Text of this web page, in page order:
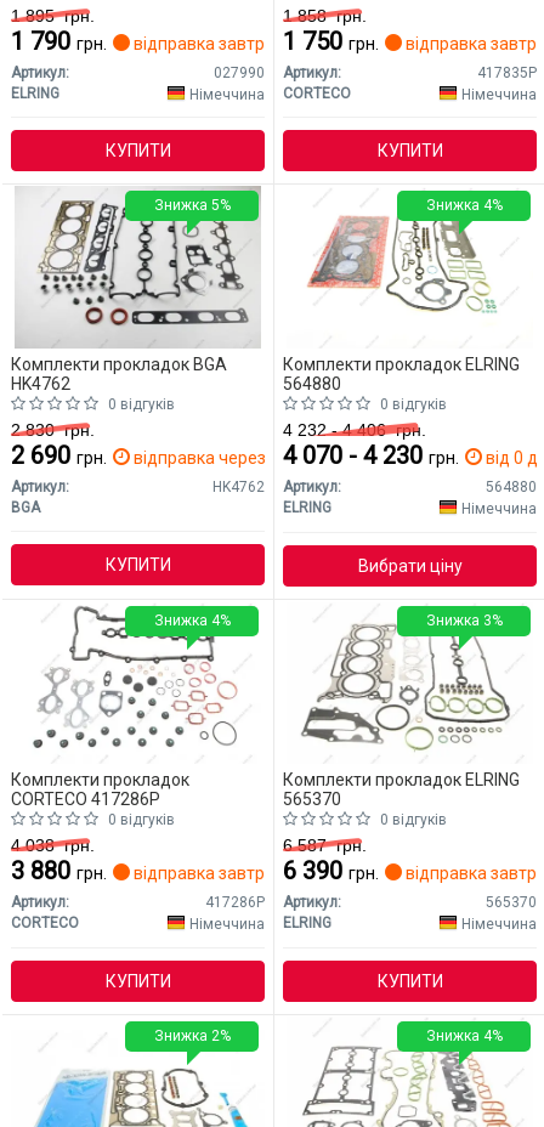
1 895грн.
1 790 грн. відправка завтра
Артикул:
027990
ELRING
Німеччина
КУПИТИ
1 858грн.
1 750 грн. відправка
Артикул:
417835P
CORTECO
Німеччина
КУПИТИ
Комплекти прокладок BGA
HK4762
0 відгуків
2 830грн.
2 690 грн. відправка через 2 дн.
Артикул:
HK4762
BGA
КУПИТИ
Знижка 5%
Комплекти прокладок ELRING
564880
0 відгуків
4 232 - 4 406грн.
4 070 - 4 230 грн. від 0
Артикул:
564880
ELRING
Німеччина
Вибрати ціну
Знижка 4%
Комплекти прокладок
CORTECO 417286P
0 відгуків
4 038грн.
3 880 грн. відправка завтра
Артикул:
417286P
CORTECO
Німеччина
КУПИТИ
Знижка 4%
Комплекти прокладок ELRING
565370
0 відгуків
6 587грн.
6 390 грн. відправка
Артикул:
565370
ELRING
Німеччина
КУПИТИ
Знижка 3%
Знижка 2% Знижка 4%